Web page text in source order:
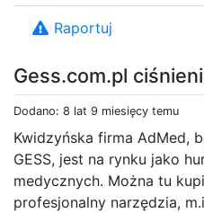
Gess.com.pl
Dodano: 8 lat 9 miesięcy temu
Kwidzyńska firma AdMed,
GESS, jest na rynku jako
medycznych. Można tu
profesjonalny narzędzia,
Raportuj